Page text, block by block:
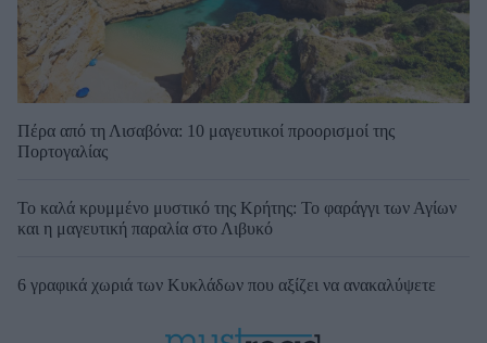
Πέρα από τη Λισαβόνα: 10 μαγευτικοί προορισμοί της
Πορτογαλίας
Το καλά κρυμμένο μυστικό της Κρήτης: Το φαράγγι των Αγίων
και η μαγευτική παραλία στο Λιβυκό
6 γραφικά χωριά των Κυκλάδων που αξίζει να ανακαλύψετε